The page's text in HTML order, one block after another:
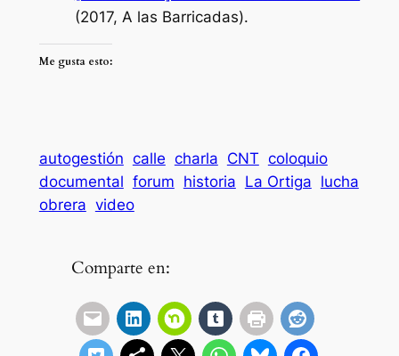
(2017, A las Barricadas).
Me gusta esto:
autogestión calle charla CNT coloquio
documental forum historia La Ortiga lucha
obrera video
Comparte en: